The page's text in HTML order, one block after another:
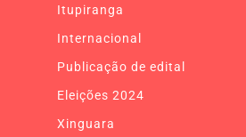
Itupiranga
Internacional
Publicação de edital
Eleições 2024
Xinguara